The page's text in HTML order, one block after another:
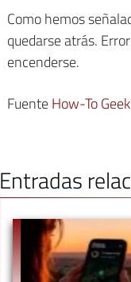
Como hemos
quedarse atrás.
encenderse.
FuenteHow-To Geek
Entradas